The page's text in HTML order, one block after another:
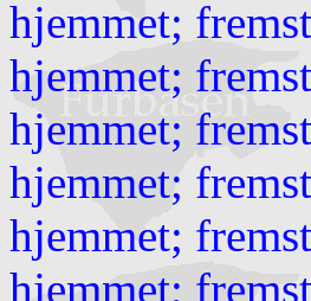
hjemmet;
hjemmet;
hjemmet;
hjemmet;
hjemmet;
hjemmet;